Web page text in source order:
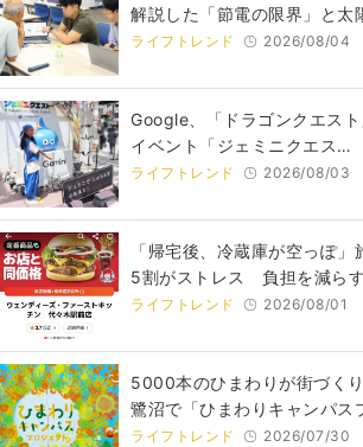
解説した「節電の限界」と太
ライフトレンド 2026/08/04
Google、「ドラゴンクエス
イベント「ジェミニクエス…
ライフトレンド 2026/08/03
「帰宅後、冷蔵庫が空っぽ
5割がストレス 負担を減ら
ライフトレンド 2026/08/01
5000本のひまわりが街づく
鷺沼で「ひまわりキャンパス
ライフトレンド 2026/07/30